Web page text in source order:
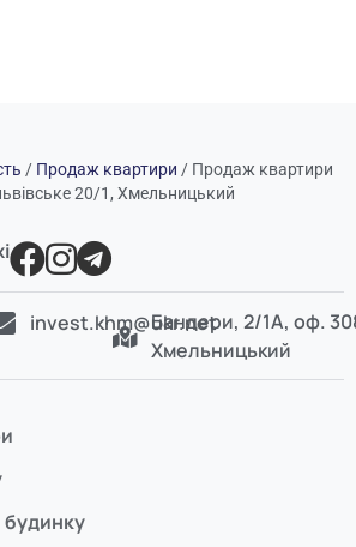
/ Продаж квартири / Продаж квартири
20/1, Хмельницький
invest.khm@ukr.netБандери, 2/1А, оф.
Хмельницький